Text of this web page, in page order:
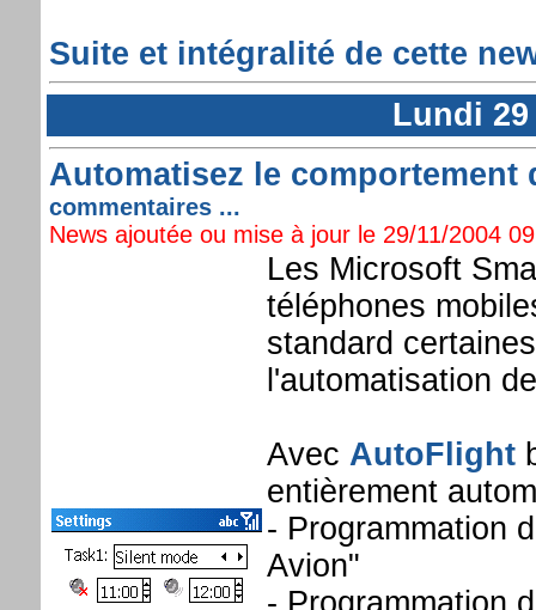
Suite et intégralité de cette
Lundi 29
Automatisez le comportement
commentaires ...
News ajoutée ou mise à jour le 29/11/2004
Les Microsoft
téléphones
standard
l'automatisation
Avec AutoFlight
entièrement
- Programmation
Avion"